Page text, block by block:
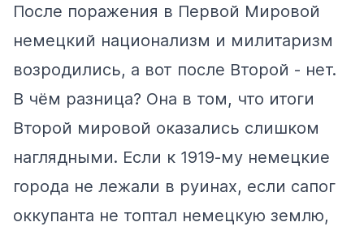
После поражения в Первой Мировой
немецкий национализм и милитаризм
возродились, а вот после Второй - нет.
В чём разница? Она в том, что итоги
Второй мировой оказались слишком
наглядными. Если к 1919-му немецкие
города не лежали в руинах, если сапог
оккупанта не топтал немецкую землю,